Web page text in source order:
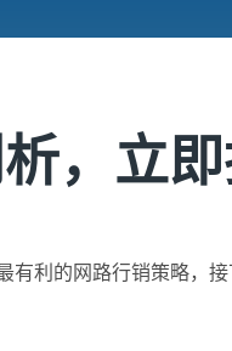
，立
有利的网路行销策略，